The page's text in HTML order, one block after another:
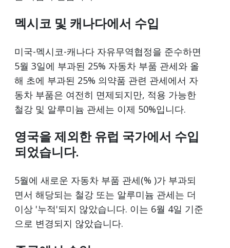
멕시코 및 캐나다에서 수입
미국-멕시코-캐나다 자유무역협정을 준수하면
5월 3일에 부과된 25% 자동차 부품 관세와 올
해 초에 부과된 25% 의약품 관련 관세에서 자
동차 부품은 여전히 면제되지만, 적용 가능한
철강 및 알루미늄 관세는 이제 50%입니다.
영국을 제외한 유럽 국가에서 수입
되었습니다.
5월에 새로운 자동차 부품 관세(% )가 부과되
면서 해당되는 철강 또는 알루미늄 관세는 더
이상 '누적'되지 않았습니다. 이는 6월 4일 기준
으로 변경되지 않았습니다.